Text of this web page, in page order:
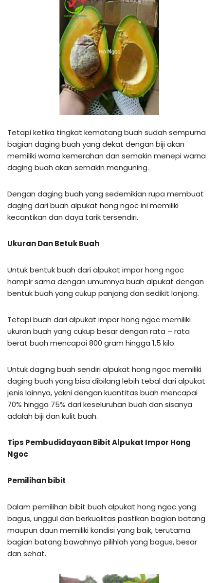
Tetapi ketika tingkat kematang buah sudah sempurna
bagian daging buah yang dekat dengan biji akan
memiliki warna kemerahan dan semakin menepi warna
daging buah akan semakin menguning.
Dengan daging buah yang sedemikian rupa membuat
daging dari buah alpukat hong ngoc ini memiliki
kecantikan dan daya tarik tersendiri.
Ukuran Dan Betuk Buah
Untuk bentuk buah dari alpukat impor hong ngoc
hampir sama dengan umumnya buah alpukat dengan
bentuk buah yang cukup panjang dan sedikit lonjong.
Tetapi buah dari alpukat impor hong ngoc memiliki
ukuran buah yang cukup besar dengan rata – rata
berat buah mencapai 800 gram hingga 1,5 kilo.
Untuk daging buah sendiri alpukat hong ngoc memiliki
daging buah yang bisa dibilang lebih tebal dari alpukat
jenis lainnya, yakni dengan kuantitas buah mencapai
70% hingga 75% dari keseluruhan buah dan sisanya
adalah biji dan kulit buah.
Tips Pembudidayaan Bibit Alpukat Impor Hong
Ngoc
Pemilihan bibit
Dalam pemilihan bibit buah alpukat hong ngoc yang
bagus, unggul dan berkualitas pastikan bagian batang
maupun daun memiliki kondisi yang baik, terutama
bagian batang bawahnya pilihlah yang bagus, besar
dan sehat.